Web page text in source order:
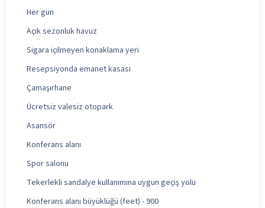
Her gün
Açık sezonluk havuz
Sigara içilmeyen konaklama yeri
Resepsiyonda emanet kasası
Çamaşırhane
Ücretsiz valesiz otopark
Asansör
Konferans alanı
Spor salonu
Tekerlekli sandalye kullanımına uygun geçiş yolu
Konferans alanı büyüklüğü (feet) - 900